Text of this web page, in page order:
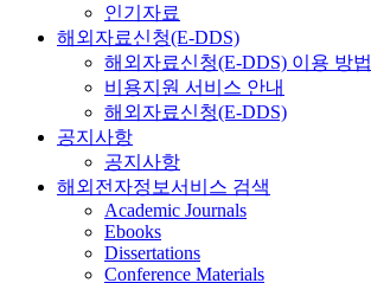
인기자료
해외자료신청(E-DDS)
해외자료신청(E-DDS) 이용 방법
비용지원 서비스 안내
해외자료신청(E-DDS)
공지사항
공지사항
해외전자정보서비스 검색
Academic Journals
Ebooks
Dissertations
Conference Materials